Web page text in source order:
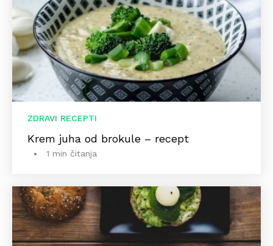
ZDRAVI RECEPTI
Krem juha od brokule – recept
1 min čitanja